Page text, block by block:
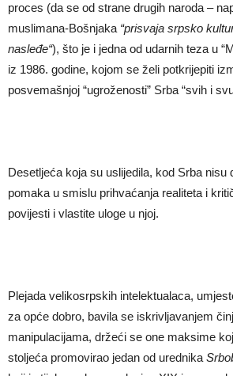
proces (da se od strane drugih naroda –
muslimana-Bošnjaka “prisvaja srpsko
nasleđe“), što je i jedna od udarnih teza u
iz 1986. godine, kojom se želi potkrijepiti
posvemašnjoj “ugroženosti” Srba “svih i
Desetljeća koja su uslijedila, kod Srba nisu
pomaka u smislu prihvaćanja realiteta i
povijesti i vlastite uloge u njoj.
Plejada velikosrpskih intelektualaca,
za opće dobro, bavila se iskrivljavanjem
manipulacijama, držeći se one maksime
stoljeća promovirao jedan od urednika